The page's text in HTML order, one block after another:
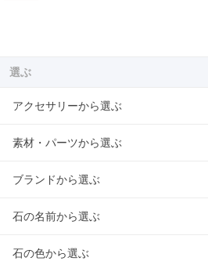
選ぶ
アクセサリーから選ぶ
素材・パーツから選ぶ
ブランドから選ぶ
石の名前から選ぶ
石の色から選ぶ